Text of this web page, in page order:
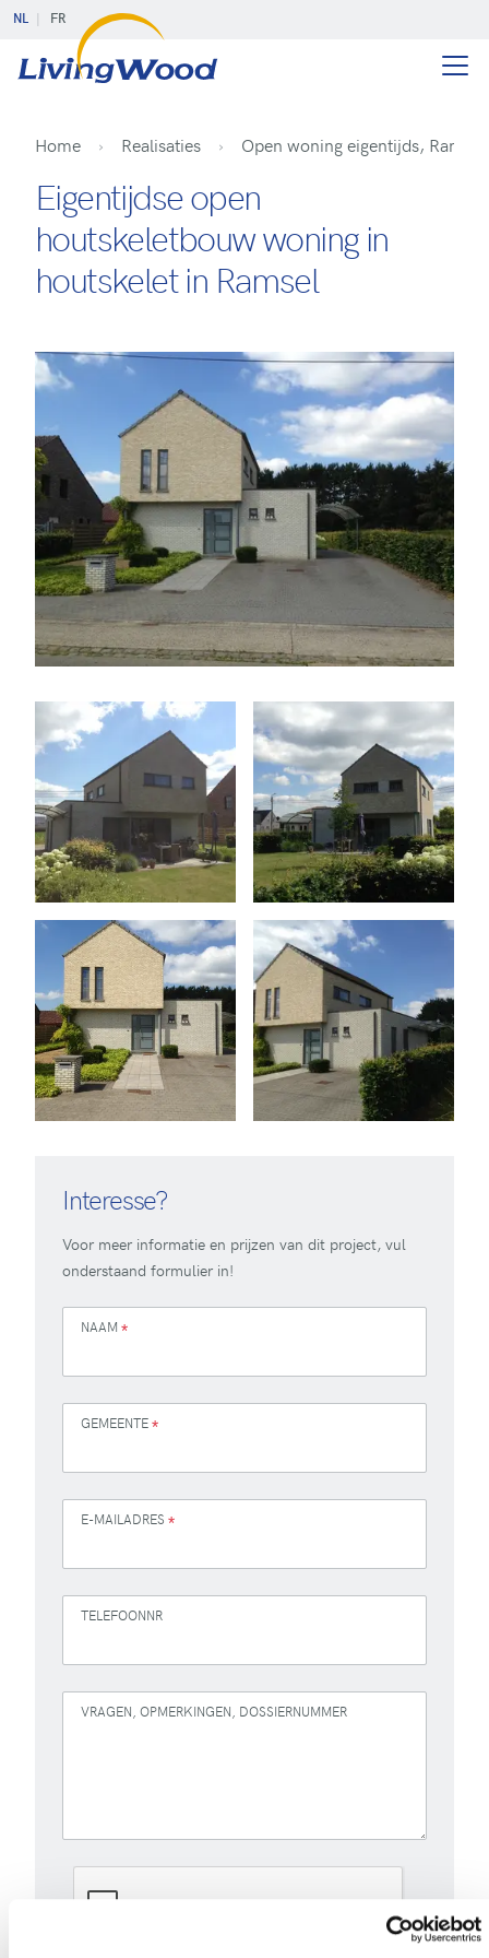
NL FR
Home Realisaties Open woning eigentijds, Ramsel
Eigentijdse open
houtskeletbouw woning in
houtskelet in Ramsel
Interesse?
Voor meer informatie en prijzen van dit project, vul
onderstaand formulier in!
NAAM *
GEMEENTE*
E-MAILADRES *
TELEFOONNR
VRAGEN, OPMERKINGEN, DOSSIERNUMMER